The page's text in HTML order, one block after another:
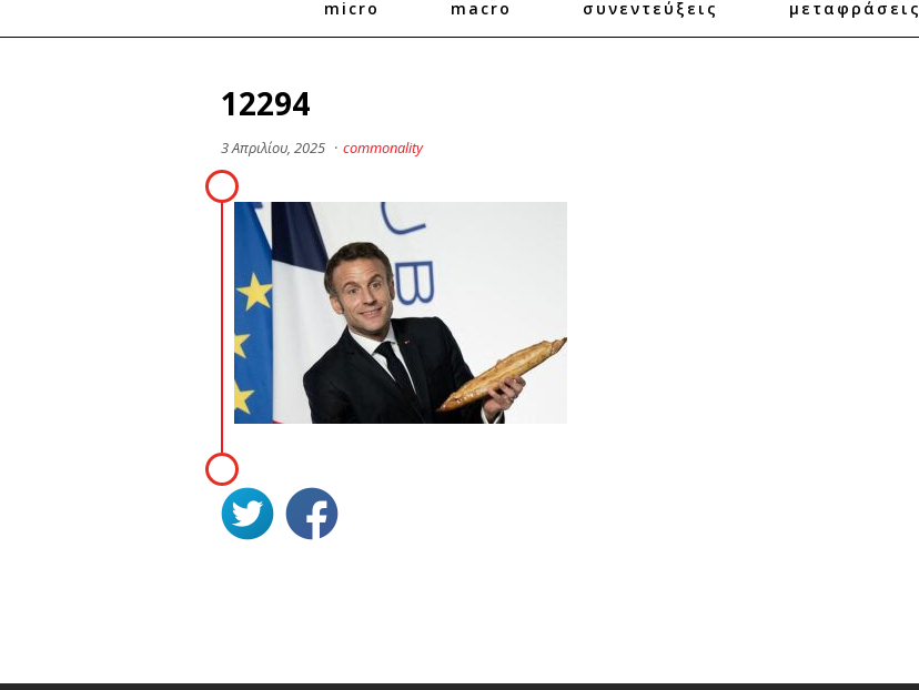
micro macro συνεντεύξεις μεταφράσεις
12294
3 Απριλίου, 2025 · commonality